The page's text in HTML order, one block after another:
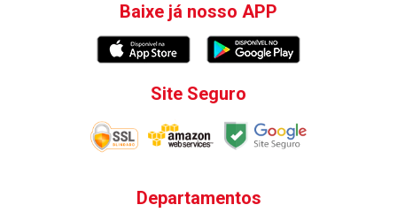
Baixe já nosso APP
Site Seguro
Departamentos